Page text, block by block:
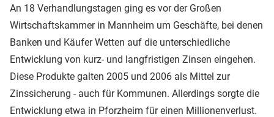
An 18 Verhandlungstagen ging es vor der Großen
Wirtschaftskammer in Mannheim um Geschäfte, bei denen
Banken und Käufer Wetten auf die unterschiedliche
Entwicklung von kurz- und langfristigen Zinsen eingehen.
Diese Produkte galten 2005 und 2006 als Mittel zur
Zinssicherung - auch für Kommunen. Allerdings sorgte die
Entwicklung etwa in Pforzheim für einen Millionenverlust.